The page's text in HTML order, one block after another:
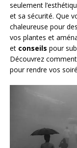
seulement
et sa sécurité. Que
chaleureuse pour
vos plantes et
et conseils pour
Découvrez
pour rendre vos